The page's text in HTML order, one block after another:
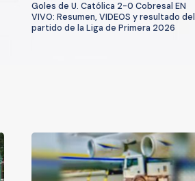
Goles de U. Católica 2-0 Cobresal EN
VIVO: Resumen, VIDEOS y resultado del
partido de la Liga de Primera 2026